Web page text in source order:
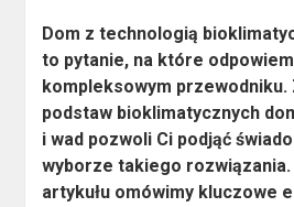
Dom z technologią
to pytanie, na które
kompleksowym
podstaw bioklimatycznych
i wad pozwoli Ci podjąć
wyborze takiego
artykułu omówimy kluczowe